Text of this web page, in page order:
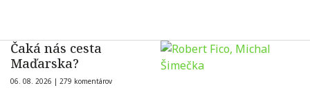
Čaká nás cesta
Maďarska?
06. 08. 2026 | 279 komentárov